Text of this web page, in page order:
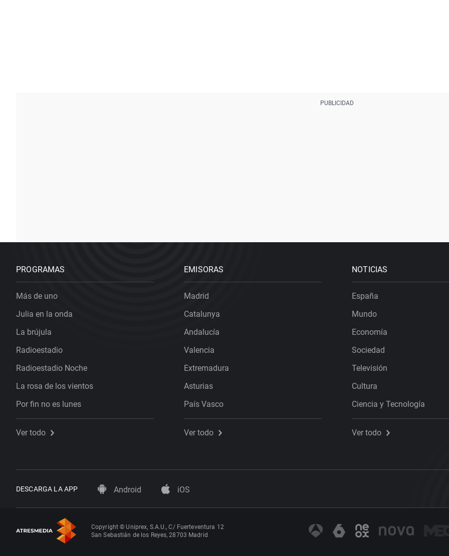
PROGRAMAS
Más de uno
Julia en la onda
La brújula
Radioestadio
Radioestadio Noche
La rosa de los vientos
Por fin no es lunes
Ver todo
EMISORAS
Madrid
Catalunya
Andalucía
Valencia
Extremadura
Asturias
País Vasco
Ver todo
NOTICIAS
España
Mundo
Economía
Sociedad
Televisión
Cultura
Ciencia y Tecnología
Ver todo
DESCARGA LA APP Android iOS
Copyright © Uniprex, S.A.U., C/ Fuerteventura 12
San Sebastián de los Reyes, 28703 Madrid